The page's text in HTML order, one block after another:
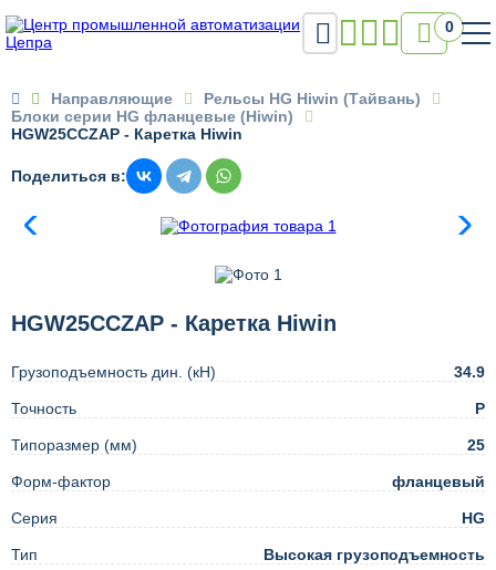
 0
 Направляющие
Рельсы HG Hiwin (Тайвань)
Блоки серии HG фланцевые (Hiwin)
HGW25CCZAP - Каретка Hiwin
Поделиться в:
HGW25CCZAP - Каретка Hiwin
Грузоподъемность дин. (кН) 34.9
Точность Р
Типоразмер (мм) 25
Форм-фактор фланцевый
Серия HG
Тип Высокая грузоподъемность